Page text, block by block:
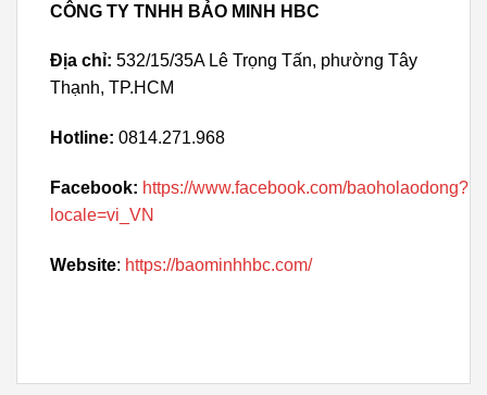
CÔNG TY TNHH BẢO MINH HBC
Địa chỉ: 532/15/35A Lê Trọng Tấn, phường Tây
Thạnh, TP.HCM
Hotline: 0814.271.968
Facebook: https://www.facebook.com/baoholaodong?
locale=vi_VN
Website: https://baominhhbc.com/